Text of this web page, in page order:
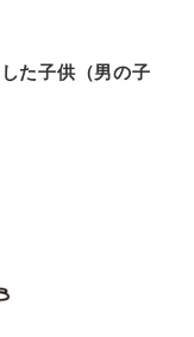
た子供（男の子